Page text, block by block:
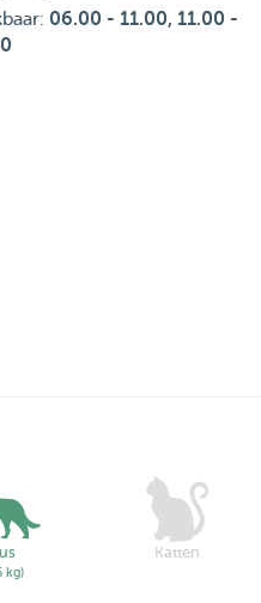
eenmalig als op vaste
ontmoeten!
06.00 - 11.00, 11.00 -
kg)
Katten